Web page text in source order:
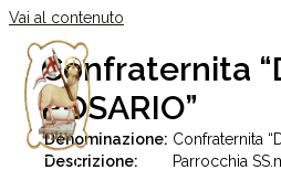
Vai al contenuto
Confraternita
ROSARIO”
Denominazione: Confraternita
Descrizione:
Parrocchia